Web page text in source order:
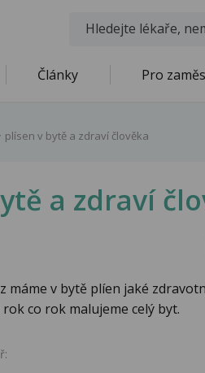
Články Pro
plísen v bytě a zdraví člověka
a zdraví
máme v bytě plíen jaké
co rok malujeme celý byt.